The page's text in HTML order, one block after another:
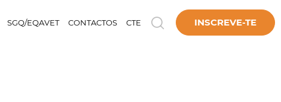
SGQ/EQAVET CONTACTOS CTE INSCREVE-TE